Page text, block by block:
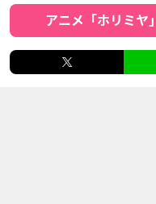
アニメ「ホリミヤ